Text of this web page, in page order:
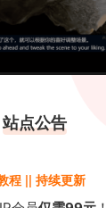
价格 3金币
站点公告
程 || 持续更新